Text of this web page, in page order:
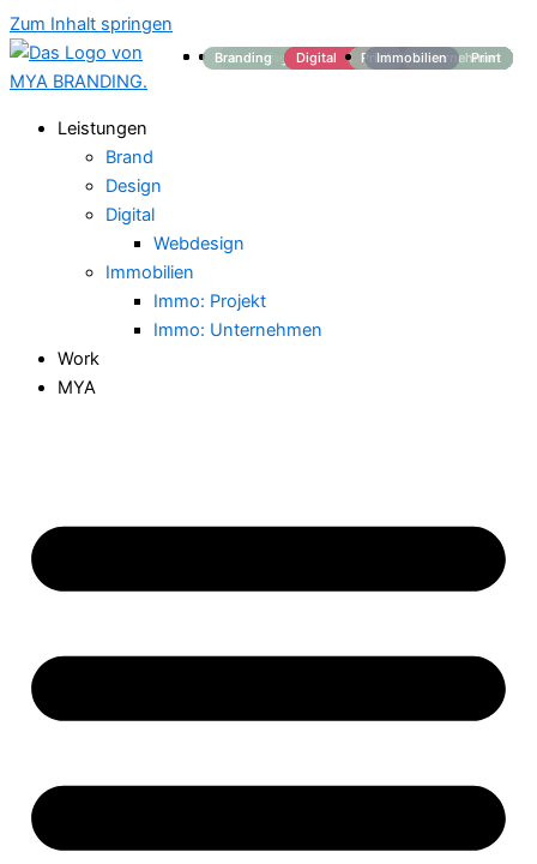
Zum Inhalt springen
Leistungen
Brand
Design
Digital
Webdesign
Immobilien
Immo: Projekt
Immo: Unternehmen
Work
MYA
Branding Digital Immobilien Print
Branding Digital Immobilien
Branding Digital Unternehmen
Branding Digital Immobilien
Digital Unternehmen
Branding Digital Immobilien Print
Branding Digital Print Unternehmen
Branding Digital Print Unternehmen
Branding Digital Print Unternehmen
Immobilien Print